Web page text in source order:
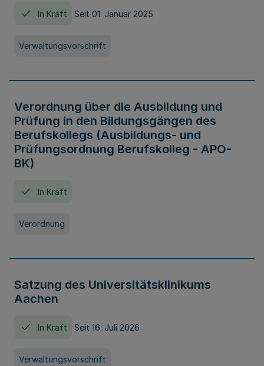
In Kraft Seit 01. Januar 2025
Verwaltungsvorschrift
Verordnung über die Ausbildung und
Prüfung in den Bildungsgängen des
Berufskollegs (Ausbildungs- und
Prüfungsordnung Berufskolleg - APO-
BK)
In Kraft
Verordnung
Satzung des Universitätsklinikums
Aachen
In Kraft Seit 16. Juli 2026
Verwaltungsvorschrift